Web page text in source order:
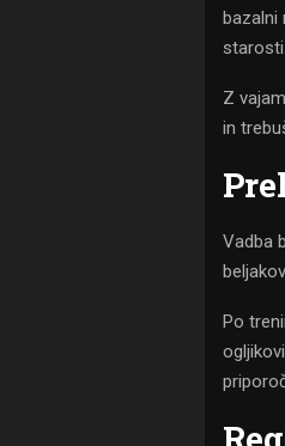
bazalni
starosti.
Z
in
Vadba
Po